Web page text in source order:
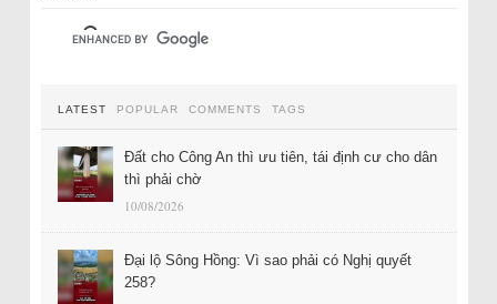
LATEST POPULAR COMMENTS TAGS
Đất cho Công An thì ưu tiên, tái định cư cho dân
thì phải chờ
10/08/2026
Đại lộ Sông Hồng: Vì sao phải có Nghị quyết
258?